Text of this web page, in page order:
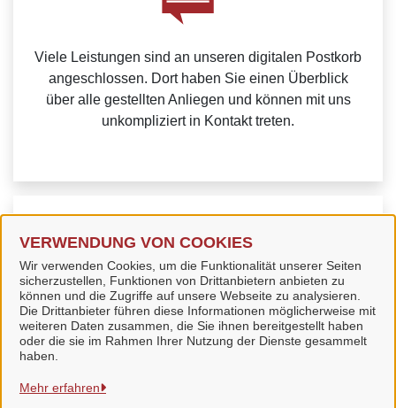
VERWENDUNG VON COOKIES
Wir verwenden Cookies, um die Funktionalität unserer Seiten
sicherzustellen, Funktionen von Drittanbietern anbieten zu
können und die Zugriffe auf unsere Webseite zu analysieren.
Die Drittanbieter führen diese Informationen möglicherweise mit
weiteren Daten zusammen, die Sie ihnen bereitgestellt haben
oder die sie im Rahmen Ihrer Nutzung der Dienste gesammelt
haben.
Mehr erfahren
Viele Leistungen sind an unseren digitalen Postkorb
angeschlossen. Dort haben Sie einen Überblick
über alle gestellten Anliegen und können mit uns
unkompliziert in Kontakt treten.
FAQ-Seite des Bundes.
Stadt Bad Langensalza
Alle Rechte vorbehalten